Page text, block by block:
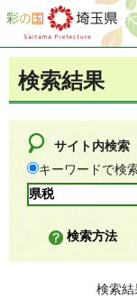
彩の国 埼玉県
検索結果
サイト内検索
キーワードで検
検索方法
検索結